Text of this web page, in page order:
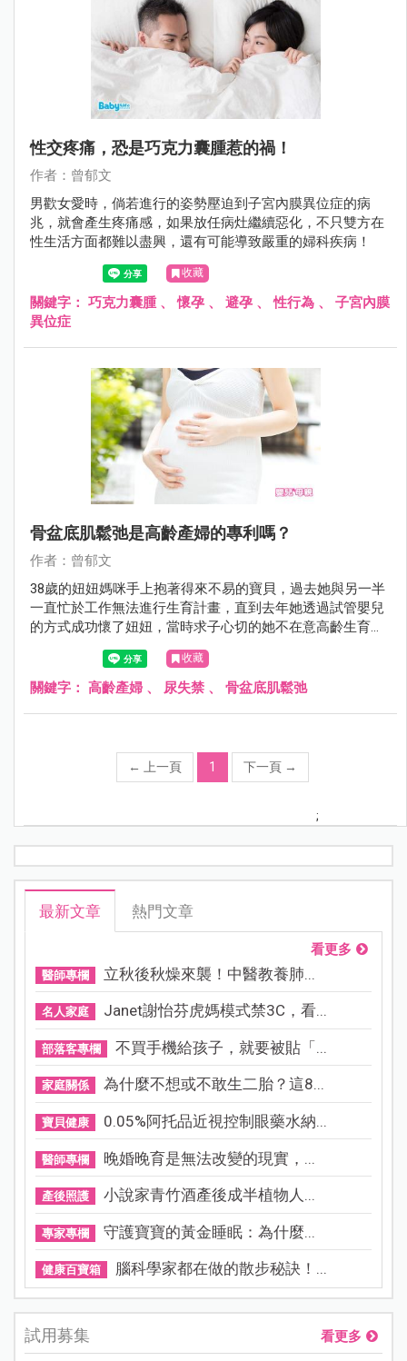
性交疼痛，恐是巧克力囊腫惹的禍！
作者：曾郁文
男歡女愛時，倘若進行的姿勢壓迫到子宮內膜異位症的病
兆，就會產生疼痛感，如果放任病灶繼續惡化，不只雙方在
性生活方面都難以盡興，還有可能導致嚴重的婦科疾病！
收藏
關鍵字： 巧克力囊腫、懷孕 、 避孕 、性行為 、 子宮內膜
異位症
骨盆底肌鬆弛是高齡產婦的專利嗎？
作者：曾郁文
38歲的妞妞媽咪手上抱著得來不易的寶貝，過去她與另一半
一直忙於工作無法進行生育計畫，直到去年她透過試管嬰兒
的方式成功懷了妞妞，當時求子心切的她不在意高齡生育的
辛勞，一心只希望寶寶健康平安，如今她終於把妞妞生下來
了，但卻出現了當時沒想到的婦科困擾，頻尿、漏尿、腹部
有垂墜感、私密處鬆弛、便祕等…等症狀率續出現！因此門
收藏
關鍵字： 高齡產婦 、 尿失禁 、 骨盆底肌鬆弛
← 上一頁 1 下一頁 →
;
最新文章 熱門文章
看更多
醫師專欄 立秋後秋燥來襲！中醫教養肺...
名人家庭 Janet謝怡芬虎媽模式禁3C，看...
部落客專欄 不買手機給孩子，就要被貼「...
家庭關係 為什麼不想或不敢生二胎？這8...
寶貝健康 0.05%阿托品近視控制眼藥水納...
醫師專欄 晚婚晚育是無法改變的現實，...
產後照護 小說家青竹酒產後成半植物人...
專家專欄 守護寶寶的黃金睡眠：為什麼...
健康百寶箱 腦科學家都在做的散步秘訣！...
試用募集 看更多